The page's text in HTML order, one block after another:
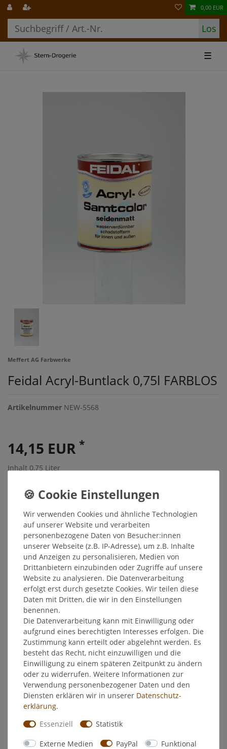
Los
0,00 EUR
☰
Meffert AG Farbwerke
Feidal Acryl-Buntlack 0,75l FARBLOS
Artikelnummer NEW-5568
14,15 EUR *
Inhalt 0,75 Liter
Sofort versandfertig, Lieferzeit 48h
In den Warenkorb
Wunschliste
* inkl. ges. MwSt. zzgl.Versandkosten
Beschreibung
Weitere Details
Hersteller
Wir verwenden Cookies und ähnliche Technologien
auf unserer Website und verarbeiten
personenbezogene Daten von Besucher:innen
unserer Webseite (z.B. IP-Adresse), um z.B. Inhalte
und Anzeigen zu personalisieren, Medien von
Drittanbietern einzubinden oder Zugriffe auf unsere
Website zu analysieren. Die Datenverarbeitung
erfolgt erst durch gesetzte Cookies. Wir teilen diese
Daten mit Dritten, die wir in den Einstellungen
benennen.
Die Datenverarbeitung kann mit Einwilligung oder
aufgrund eines berechtigten Interesses erfolgen. Die
Zustimmung kann erteilt oder abgelehnt werden. Es
besteht das Recht, nicht einzuwilligen und die
Einwilligung zu einem späteren Zeitpunkt zu ändern
oder zu widerrufen. Weitere Informationen zur
Verwendung personenbezogener Daten und den
Diensten erklären wir in unserer Daten­schutz­
erklärung.
Essenziell
Statistik
Externe Medien PayPal Funktional